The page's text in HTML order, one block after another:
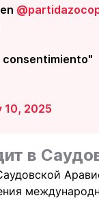
consentimiento"
10, 2025
в